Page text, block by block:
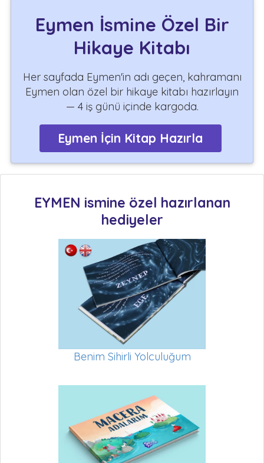
Eymen İsmine Özel Bir
Hikaye Kitabı
Her sayfada Eymen'in adı geçen, kahramanı
Eymen olan özel bir hikaye kitabı hazırlayın
— 4 iş günü içinde kargoda.
Eymen İçin Kitap Hazırla
EYMEN ismine özel hazırlanan
hediyeler
Benim Sihirli Yolculuğum